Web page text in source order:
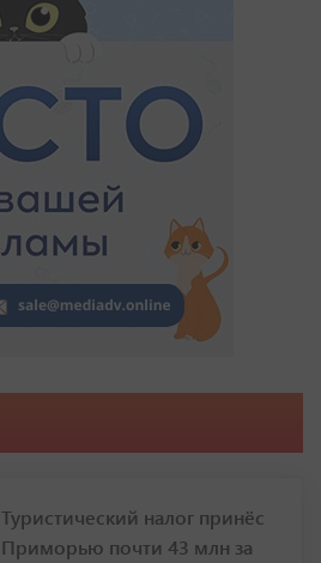
Туристический налог принёс
Приморью почти 43 млн за